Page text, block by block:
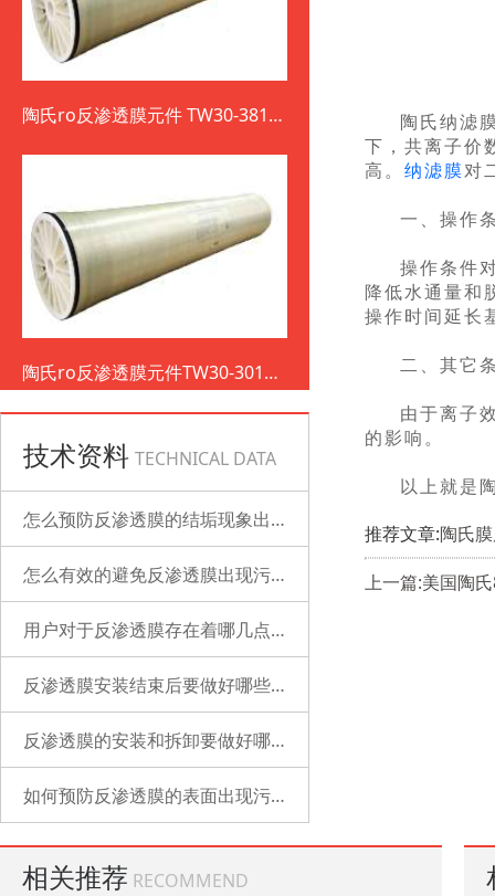
陶氏ro反渗透膜元件 TW30-3812-
陶氏ro反渗透膜元件TW30-3012-
500
技术资料 TECHNICAL DATA
怎么预防反渗透膜的结垢现象出现？
怎么有效的避免反渗透膜出现污染？
用户对于反渗透膜存在着哪几点误解？
反渗透膜安装结束后要做好哪些检查的工作？
反渗透膜的安装和拆卸要做好哪些准备？
如何预防反渗透膜的表面出现污染？
陶氏纳滤
下，共离子价
高。 纳滤膜对
一、操作
操作条件
降低水通量和
操作时间延长
二、其它
由于离子
的影响。
以上就是
推荐文章:陶氏
上一篇:美国陶
相关推荐 RECOMMEND